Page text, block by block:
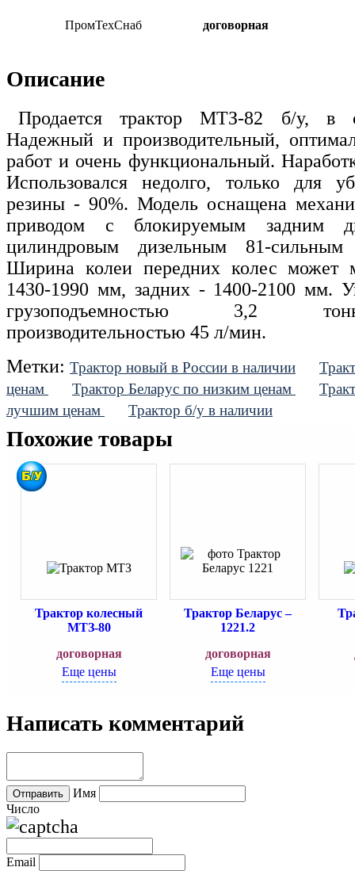
ПромТехСнаб договорная
Описание
Продается трактор МТЗ-82 б/у, в
Надежный и производительный,
работ и очень функциональный.
Использовался недолго, только для
резины - 90%. Модель оснащена
приводом с блокируемым задним
цилиндровым дизельным 81-сильным
Ширина колеи передних колес может
1430-1990 мм, задних - 1400-2100 мм.
грузоподъемностью 3,2
производительностью 45 л/мин.
Метки: Трактор новый в России в наличии
ценам
Трактор Беларус по низким ценам
лучшим ценам
Трактор б/у в наличии
Похожие товары
Трактор колесный
МТЗ-80
договорная
Еще цены
Трактор Беларус –
1221.2
договорная
Еще цены
Написать комментарий
Имя
Число
Email